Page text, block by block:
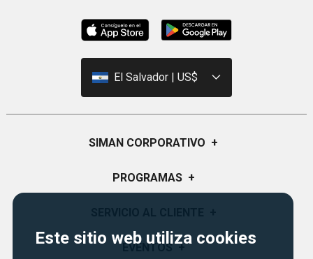
Este sitio web utiliza cookies
El Salvador | US$
SIMAN CORPORATIVO +
Quiénes Somos
Sucursales
PROGRAMAS +
Garantías
Preguntas Frecuentes
EVENTOS +